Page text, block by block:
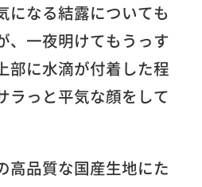
になる結露についても
、一夜明けてもうっす
部に水滴が付着した程
ラっと平気な顔をして
高品質な国産生地にた